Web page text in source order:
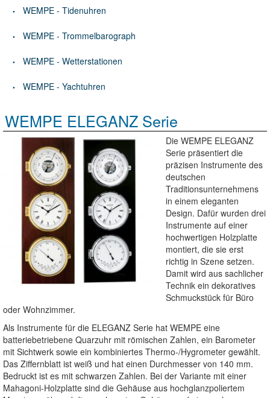
WEMPE - Tidenuhren
WEMPE - Trommelbarograph
WEMPE - Wetterstationen
WEMPE - Yachtuhren
WEMPE ELEGANZ Serie
Die WEMPE ELEGANZ
Serie präsentiert die
präzisen Instrumente des
deutschen
Traditionsunternehmens
in einem eleganten
Design. Dafür wurden drei
Instrumente auf einer
hochwertigen Holzplatte
montiert, die sie erst
richtig in Szene setzen.
Damit wird aus sachlicher
Technik ein dekoratives
Schmuckstück für Büro
oder Wohnzimmer.
Als Instrumente für die ELEGANZ Serie hat WEMPE eine
batteriebetriebene Quarzuhr mit römischen Zahlen, ein Barometer
mit Sichtwerk sowie ein kombiniertes Thermo-/Hygrometer gewählt.
Das Ziffernblatt ist weiß und hat einen Durchmesser von 140 mm.
Bedruckt ist es mit schwarzen Zahlen. Bei der Variante mit einer
Mahagoni-Holzplatte sind die Gehäuse aus hochglanzpoliertem